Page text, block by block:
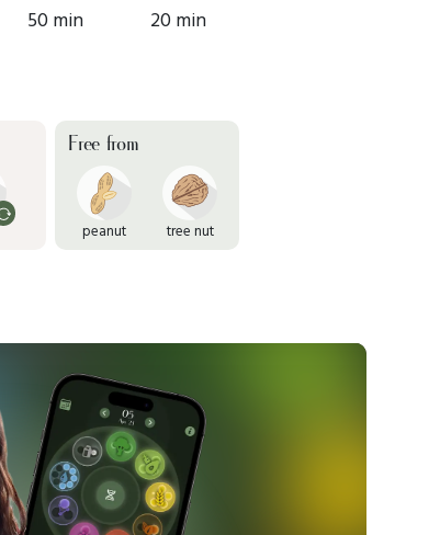
50 min 20 min
Free from
peanut tree nut